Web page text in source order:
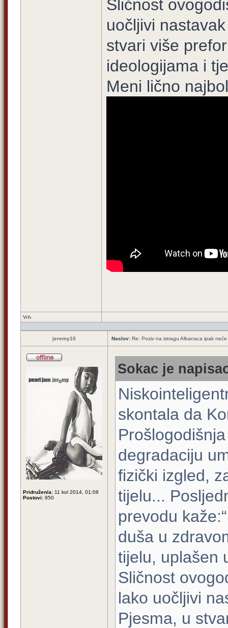
Sličnost
uočljivi
stvari više
ideologijama i
Meni lično
Vrh
jeremy10 Naslov: Re: Poziv na istragu Albanaca ipak
Pridružen/a: 11 kol 2014, 01:08
Postovi: 950
Sokac je
skontala da
degradaciju
fizički izgled,
tijelu...
prevodu
duša u
tijelu, uplašen
Sličnost
lako uočljivi
Pjesma, u